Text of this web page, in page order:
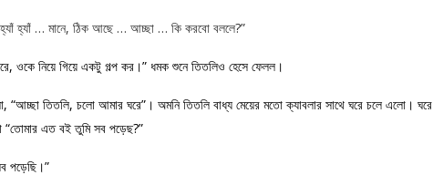
হ্যাঁ … মানে, ঠিক আছে … আচ্ছা … কি করবো বললে?”
ওকে নিয়ে গিয়ে একটু গল্প কর।” ধমক শুনে তিতলিও হেসে ফেলল।
তিতলি, চলো আমার ঘরে”। অমনি তিতলি বাধ্য মেয়ের মতো ক্যাবলার সাথে ঘরে চলে এলো। ঘরে
এত বই তুমি সব পড়েছ?”
পড়েছি।”